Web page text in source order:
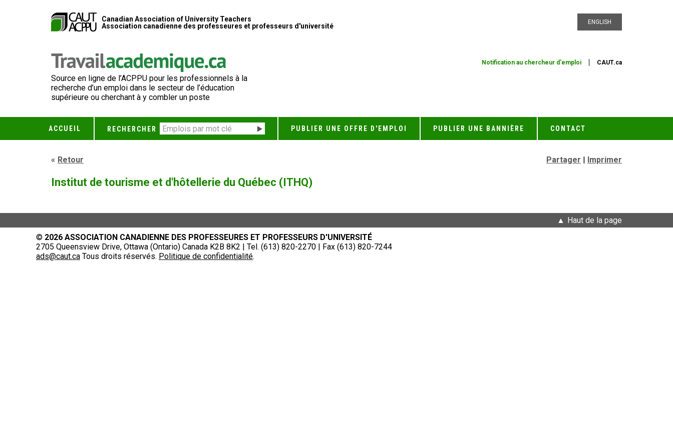
Canadian Association of University Teachers
Association canadienne des professeures et professeurs d'université
ENGLISH
Source en ligne de l’ACPPU pour les professionnels à la
recherche d’un emploi dans le secteur de l’éducation
supérieure ou cherchant à y combler un poste
Notification au chercheur d'emploi CAUT.ca
ACCUEIL RECHERCHER PUBLIER UNE OFFRE D'EMPLOI PUBLIER UNE BANNIÈRE CONTACT
Retour Partager | Imprimer
Institut de tourisme et d'hôtellerie du Québec (ITHQ)
Haut de la page
© 2026 ASSOCIATION CANADIENNE DES PROFESSEURES ET PROFESSEURS D'UNIVERSITÉ
2705 Queensview Drive, Ottawa (Ontario) Canada K2B 8K2 | Tel. (613) 820-2270 | Fax (613) 820-7244
ads@caut.ca Tous droits réservés. Politique de confidentialité.